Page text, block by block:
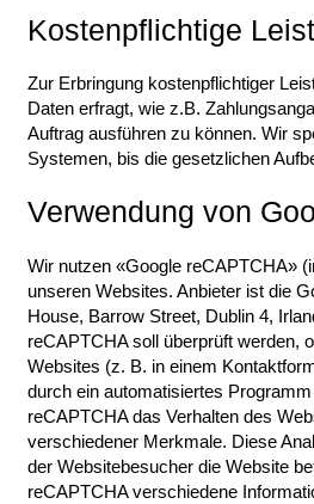
Kostenpflichtige
Zur Erbringung kostenpflichtiger
Daten erfragt, wie z.B.
Auftrag ausführen zu können. Wir
Systemen, bis die gesetzlichen
Verwendung von
Wir nutzen «Google reCAPTCHA»
unseren Websites. Anbieter ist die
House, Barrow Street, Dublin 4,
reCAPTCHA soll überprüft werden,
Websites (z. B. in einem
durch ein automatisiertes
reCAPTCHA das Verhalten des
verschiedener Merkmale. Diese
der Websitebesucher die Website
reCAPTCHA verschiedene